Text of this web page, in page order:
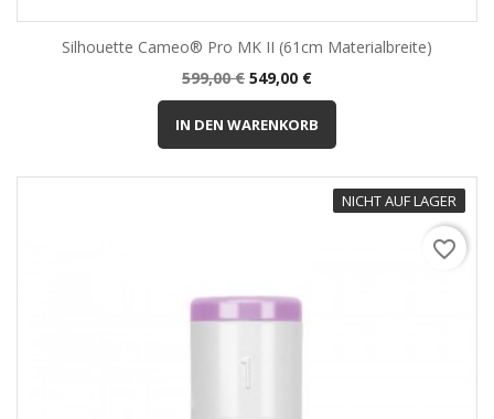
Silhouette Cameo® Pro MK II (61cm Materialbreite)
Normalpreis
599,00 € Preis
549,00 €
IN DEN WARENKORB
NICHT AUF LAGER
favorite_border